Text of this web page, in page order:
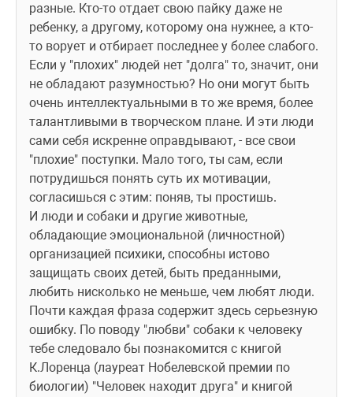
разные. Кто-то отдает свою пайку даже не
ребенку, а другому, которому она нужнее, а кто-
то ворует и отбирает последнее у более слабого.
Если у "плохих" людей нет "долга" то, значит, они
не обладают разумностью? Но они могут быть
очень интеллектуальными в то же время, более
талантливыми в творческом плане. И эти люди
сами себя искренне оправдывают, - все свои
"плохие" поступки. Мало того, ты сам, если
потрудишься понять суть их мотивации,
согласишься с этим: поняв, ты простишь.
И люди и собаки и другие животные,
обладающие эмоциональной (личностной)
организацией психики, способны истово
защищать своих детей, быть преданными,
любить нисколько не меньше, чем любят люди.
Почти каждая фраза содержит здесь серьезную
ошибку. По поводу "любви" собаки к человеку
тебе следовало бы познакомится с книгой
К.Лоренца (лауреат Нобелевской премии по
биологии) "Человек находит друга" и книгой